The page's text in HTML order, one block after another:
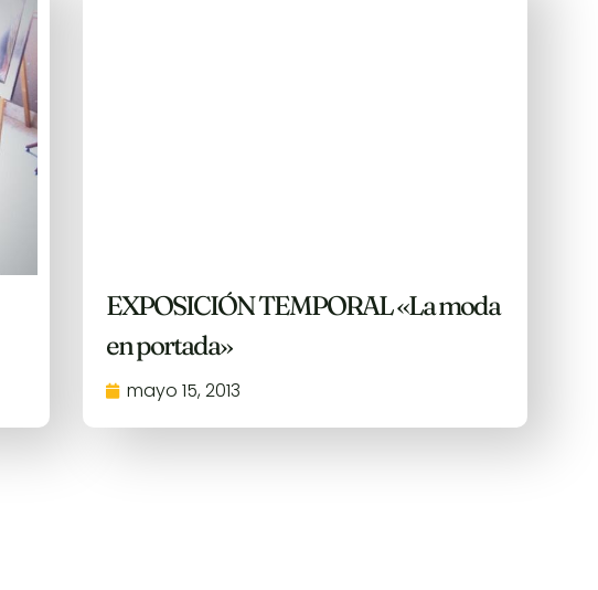
EXPOSICIÓN TEMPORAL «La moda
en portada»
mayo 15, 2013